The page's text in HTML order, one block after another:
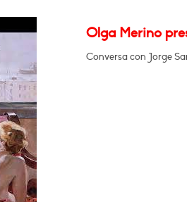
Olga Merino
Conversa con Jorge